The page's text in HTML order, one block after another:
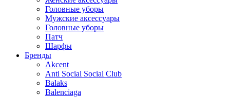
Головные уборы
Мужские аксессуары
Головные уборы
Патч
Шарфы
Бренды
Akcent
Anti Social Social Club
Balaks
Balenciaga